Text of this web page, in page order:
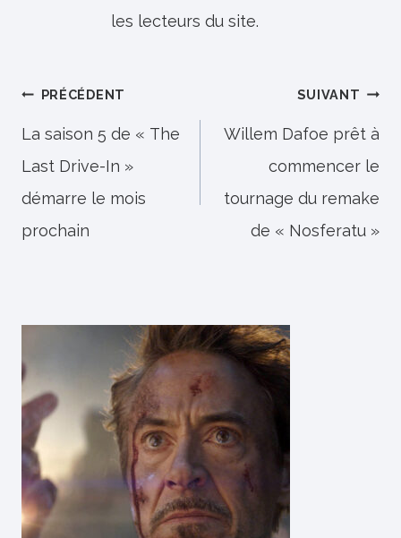
les lecteurs du site.
Navigation
de
l’article
PRÉCÉDENT
La saison 5 de « The
Last Drive-In »
démarre le mois
prochain
SUIVANT
Willem Dafoe prêt à
commencer le
tournage du remake
de « Nosferatu »